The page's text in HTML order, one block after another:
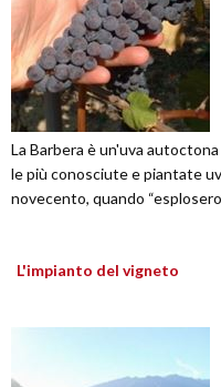
La Barbera è un'uva
le più conosciute e piantate
novecento, quando
L'impianto del vigneto